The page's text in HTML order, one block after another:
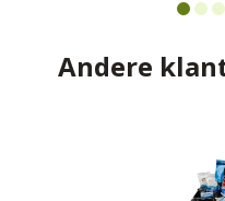
Andere